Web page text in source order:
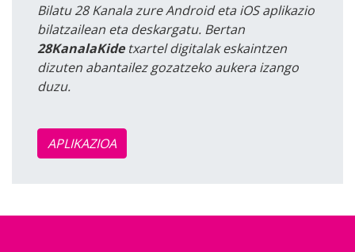
Bilatu 28 Kanala zure Android eta iOS aplikazio
bilatzailean eta deskargatu. Bertan
28KanalaKidetxartel digitalak eskaintzen
dizuten abantailez gozatzeko aukera izango
duzu.
APLIKAZIOA